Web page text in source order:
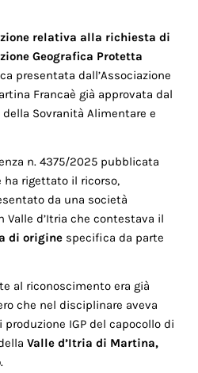
relativa alla richiesta di
Geografica Protetta
presentata dall’Associazione
Francaè già approvata dal
Sovranità Alimentare e
n. 4375/2025 pubblicata
ha rigettato il ricorso,
da una società
d’Itria che contestava il
di origine specifica da parte
al riconoscimento era già
che nel disciplinare aveva
IGP del capocollo di
Valle d’Itria di Martina,
.